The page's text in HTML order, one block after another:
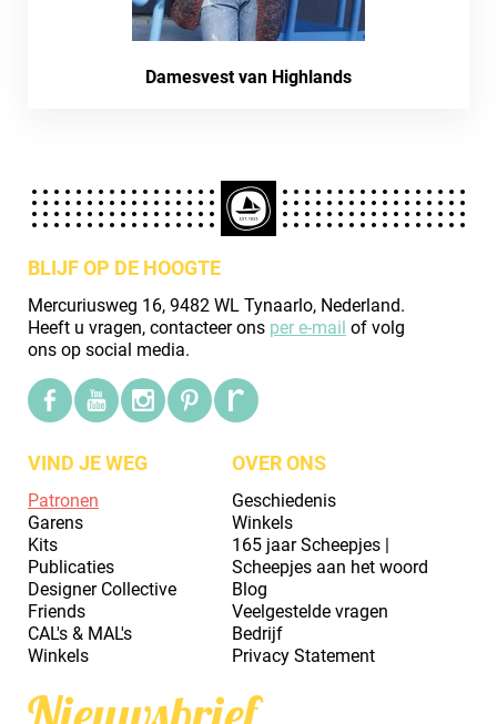
Damesvest van Highlands
BLIJF OP DE HOOGTE
Mercuriusweg 16, 9482 WL Tynaarlo, Nederland.
Heeft u vragen, contacteer ons per e-mail of volg
ons op social media.
VIND JE WEG
Patronen
Garens
Kits
Publicaties
Designer Collective
Friends
CAL's & MAL's
Winkels
OVER ONS
Geschiedenis
Winkels
165 jaar Scheepjes |
Scheepjes aan het woord
Blog
Veelgestelde vragen
Bedrijf
Privacy Statement